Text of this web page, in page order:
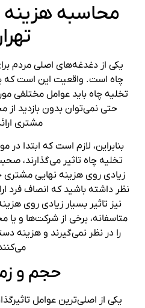
محاسبه هزینه
یکی از دغدغه‌های اصلی مردم
چاه است. واقعیت این است که
تخلیه چاه باید عوامل مختلفی
حتی نمی‌توان بدون بازدید از
مشتری
بنابراین، لازم است که ابتدا در
تخلیه چاه تاثیر می‌گذارند،
زیادی روی هزینه نهایی مشتری
نظر داشته باشید که انصاف فرد
نیز تاثیر بسیار زیادی روی
متاسفانه، برخی از شرکت‌ها و یا
را در نظر نمی‌گیرند و هزینه
حجم و
یکی از اصلی‌ترین عوامل